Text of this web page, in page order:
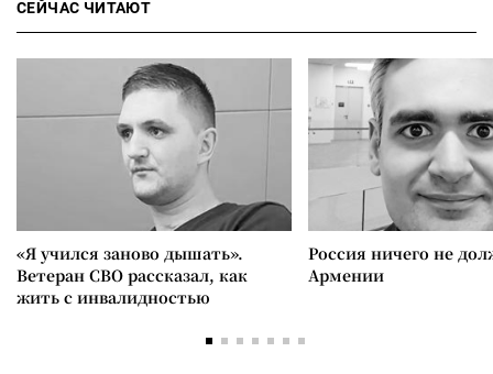
СЕЙЧАС ЧИТАЮТ
«Я учился заново дышать».
Ветеран СВО рассказал, как
жить с инвалидностью
Россия ничего не
Армении